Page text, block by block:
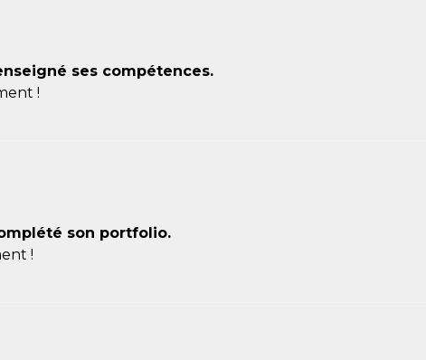
ses compétences.
!
son portfolio.
!